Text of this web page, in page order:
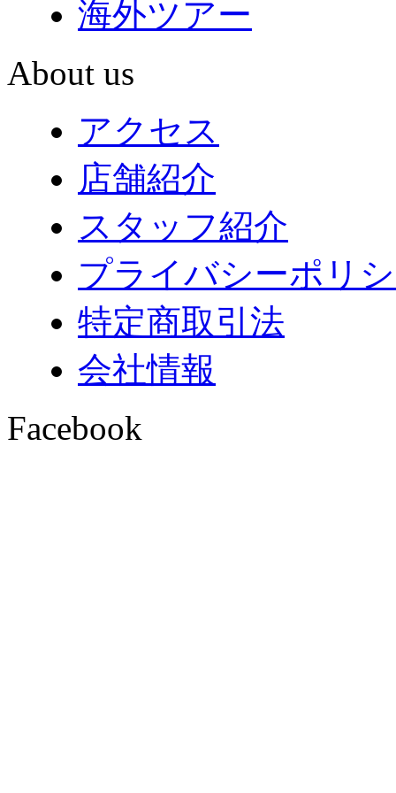
海外ツアー
About us
アクセス
店舗紹介
スタッフ紹介
プライバシーポリ
特定商取引法
会社情報
Facebook